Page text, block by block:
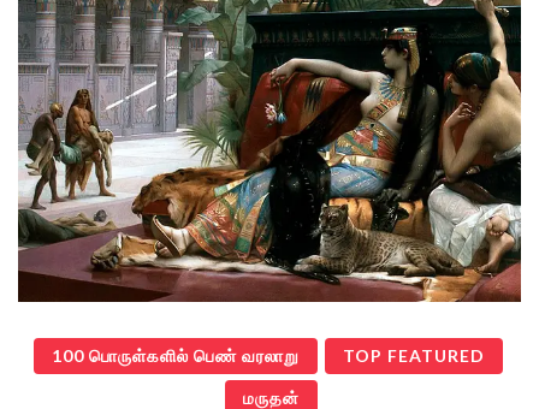
100 பொருள்களில் பெண் வரலாறு TOP FEATURED
மருதன்